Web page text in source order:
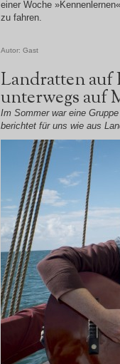
einer Woche
zu fahren.
Autor: Gast
Landratten auf
unterwegs auf
Im Sommer war eine
berichtet für uns wie aus